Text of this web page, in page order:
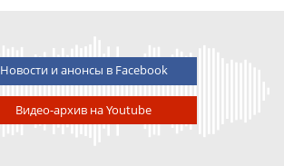
Новости и анонсы в Facebook
Видео-архив на Youtube